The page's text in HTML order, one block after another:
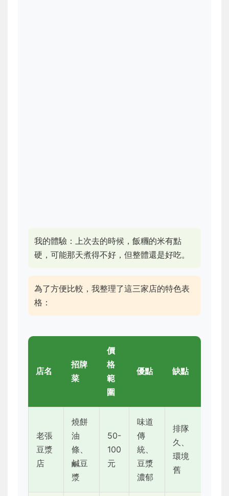
我的體驗：上次去的時候，飯糰的米有點
硬，可能那天煮得不好，但整體還是好吃。
為了方便比較，我整理了這三家店的特色表
格：
店名
招牌
菜
價
格
範
圍
優點 缺點
老張
豆漿
店
燒餅
油
條、
鹹豆
漿
50-
100
元
味道
傳
統、
豆漿
濃郁
排隊
久、
環境
舊